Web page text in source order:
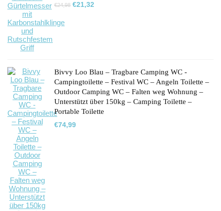
€24,98 Ursprünglicher
€21,32
Bivvy Loo Blau – Tragbare Camping WC -
Campingtoilette – Festival WC – Angeln Toilette –
Outdoor Camping WC – Falten weg Wohnung –
Unterstützt über 150kg – Camping Toilette –
Portable Toilette
€74,99